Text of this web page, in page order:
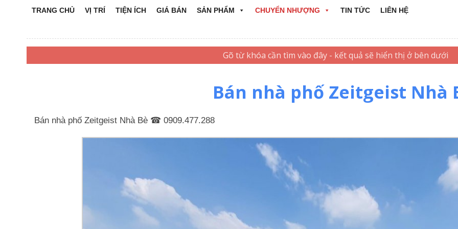
TRANG CHỦ VỊ TRÍ TIỆN ÍCH GIÁ BÁN SẢN PHẨM CHUYỂN NHƯỢNG TIN TỨC LIÊN HỆ
Bán nhà phố Zeitgeist Nhà
Bán nhà phố Zeitgeist Nhà Bè ☎ 0909.477.288